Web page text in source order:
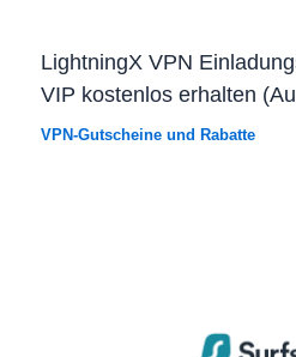
LightningX VPN
VIP kostenlos erhalten
VPN-Gutscheine und Rabatte